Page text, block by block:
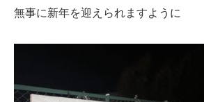
無事に新年を迎えられますように